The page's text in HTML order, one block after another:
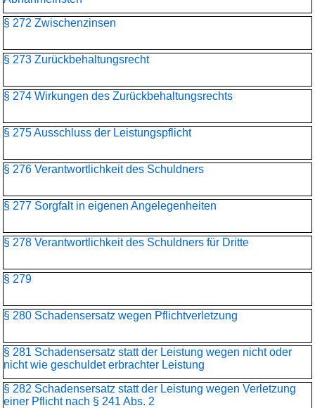
§ 272 Zwischenzinsen
§ 273 Zurückbehaltungsrecht
§ 274 Wirkungen des Zurückbehaltungsrechts
§ 275 Ausschluss der Leistungspflicht
§ 276 Verantwortlichkeit des Schuldners
§ 277 Sorgfalt in eigenen Angelegenheiten
§ 278 Verantwortlichkeit des Schuldners für Dritte
§ 279
§ 280 Schadensersatz wegen Pflichtverletzung
§ 281 Schadensersatz statt der Leistung wegen nicht oder
nicht wie geschuldet erbrachter Leistung
§ 282 Schadensersatz statt der Leistung wegen Verletzung
einer Pflicht nach § 241 Abs. 2